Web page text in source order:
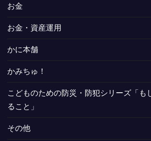
お金
お金・資産運用
かに本舗
かみちゅ！
こどものための防災・防犯シリーズ「も
ること」
その他